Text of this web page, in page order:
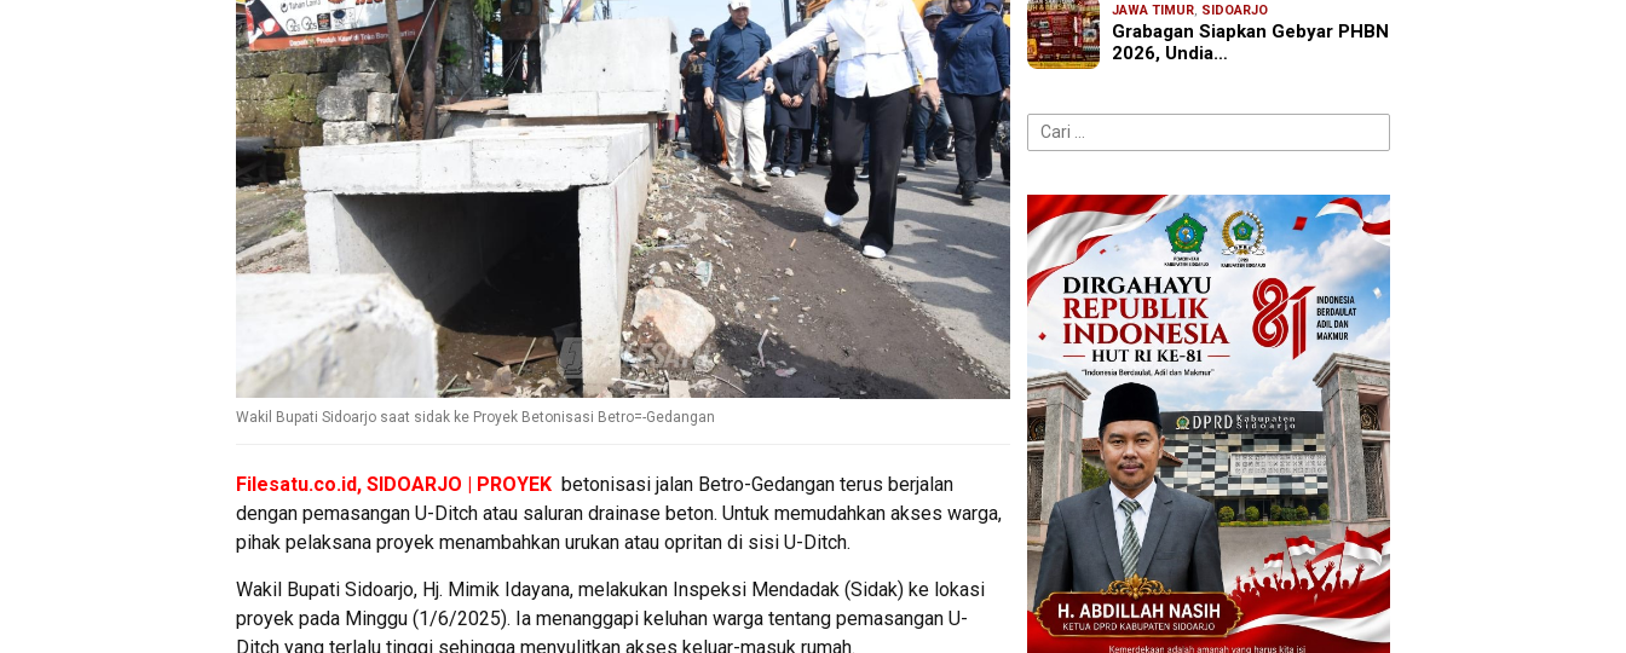
Wakil Bupati Sidoarjo saat sidak ke Proyek Betonisasi Betro=-Gedangan
Filesatu.co.id, SIDOARJO | PROYEK betonisasi jalan Betro-Gedangan terus berjalan
dengan pemasangan U-Ditch atau saluran drainase beton. Untuk memudahkan akses warga,
pihak pelaksana proyek menambahkan urukan atau opritan di sisi U-Ditch.
Wakil Bupati Sidoarjo, Hj. Mimik Idayana, melakukan Inspeksi Mendadak (Sidak) ke lokasi
proyek pada Minggu (1/6/2025). Ia menanggapi keluhan warga tentang pemasangan U-
Ditch yang terlalu tinggi sehingga menyulitkan akses keluar-masuk rumah.
JAWA TIMUR, SIDOARJO
Grabagan Siapkan Gebyar PHBN
2026, Undia…
Cari
untuk: